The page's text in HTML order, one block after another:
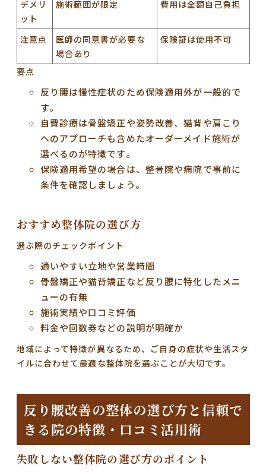
デメリ
ット
施術範囲が限定 費用は全額自己負担
注意点
医師の同意書が必要な
場合あり
保険証は使用不可
要点
反り腰は慢性症状のため保険適用外が一般的で
す。
自費診療は骨盤矯正や姿勢改善、猫背や肩こり
へのアプローチも含めたオーダーメイド施術が
選べるのが特徴です。
保険適用希望の場合は、整骨院や病院で事前に
条件を確認しましょう。
おすすめ整体院の選び方
選ぶ際のチェックポイント
通いやすい立地や営業時間
骨盤矯正や猫背矯正など反り腰に特化したメニ
ューの有無
施術実績や口コミ評価
料金や回数券などの説明が明確か
地域によって特徴が異なるため、ご自身の症状や生活スタ
イルに合わせて最適な整体院を選ぶことが大切です。
反り腰改善の整体の選び方と信頼で
きる院の特徴・口コミ活用術
失敗しない整体院の選び方のポイント